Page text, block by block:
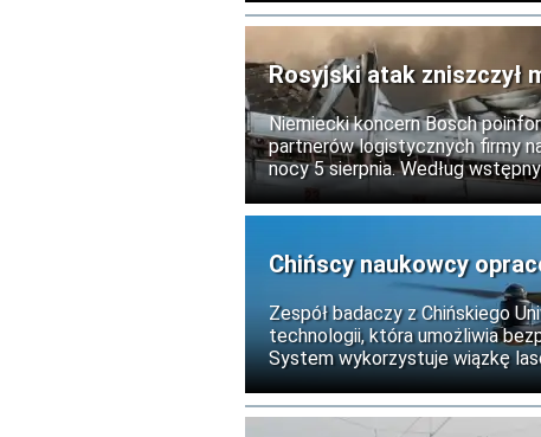
nieoptycznymi czujnikami ams
rozwiązania dla rozszerzonej
Rosyjski atak zniszczył
Niemiecki koncern Bosch
partnerów logistycznych firmy
nocy 5 sierpnia. Według
tam produkty, nikt nie odniósł
Chińscy naukowcy
Zespół badaczy z Chińskiego
technologii, która umożliwia
System wykorzystuje wiązkę
perowskitowych i materiale
czas pracy bezzałogowych